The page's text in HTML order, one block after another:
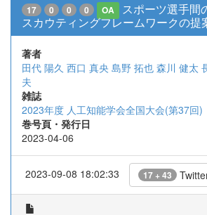
17 0 0 0 OA
スポーツ選手間
スカウティングフレームワークの提
著者
田代 陽久 西口 真央 島野 拓也 森川 健太
夫
雑誌
2023年度 人工知能学会全国大会(第37回)
巻号頁・発行日
2023-04-06
2023-09-08 18:02:33 17 + 43